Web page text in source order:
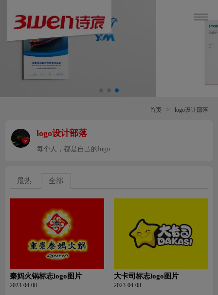
首页 > logo设计部落
v
logo设计部落
每个人，都是自己的logo
最热 全部
秦妈火锅标志logo图片
2023-04-08
大卡司标志logo图片
2023-04-08